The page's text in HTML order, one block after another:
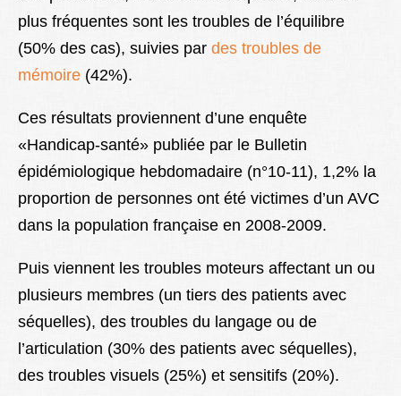
plus fréquentes sont les troubles de l’équilibre
(50% des cas), suivies par des troubles de
mémoire (42%).
Ces résultats proviennent d’une enquête
«Handicap-santé» publiée par le Bulletin
épidémiologique hebdomadaire (n°10-11), 1,2% la
proportion de personnes ont été victimes d’un AVC
dans la population française en 2008-2009.
Puis viennent les troubles moteurs affectant un ou
plusieurs membres (un tiers des patients avec
séquelles), des troubles du langage ou de
l’articulation (30% des patients avec séquelles),
des troubles visuels (25%) et sensitifs (20%).